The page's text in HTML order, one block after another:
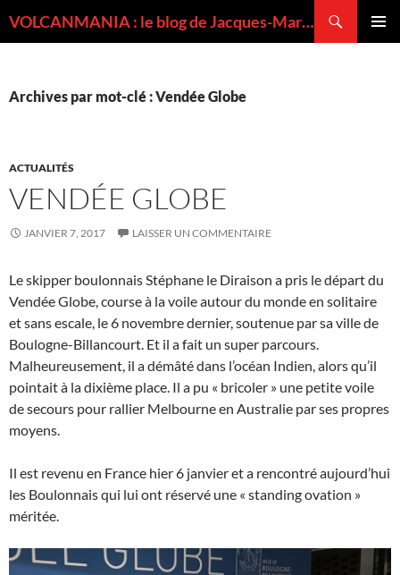
VOLCANMANIA : le blog de Jacques-Marie BARDINTZEFF, volcanologue
Archives par mot-clé : Vendée Globe
ACTUALITÉS
VENDÉE GLOBE
JANVIER 7, 2017 LAISSER UN COMMENTAIRE
Le skipper boulonnais Stéphane le Diraison a pris le départ du
Vendée Globe, course à la voile autour du monde en solitaire
et sans escale, le 6 novembre dernier, soutenue par sa ville de
Boulogne-Billancourt. Et il a fait un super parcours.
Malheureusement, il a démâté dans l’océan Indien, alors qu’il
pointait à la dixième place. Il a pu « bricoler » une petite voile
de secours pour rallier Melbourne en Australie par ses propres
moyens.
Il est revenu en France hier 6 janvier et a rencontré aujourd’hui
les Boulonnais qui lui ont réservé une « standing ovation »
méritée.